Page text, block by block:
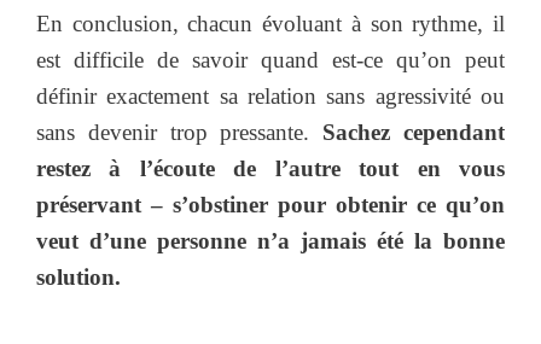
En conclusion, chacun évoluant à son rythme, il
est difficile de savoir quand est-ce qu’on peut
définir exactement sa relation sans agressivité ou
sans devenir trop pressante. Sachez cependant
restez à l’écoute de l’autre tout en vous
préservant – s’obstiner pour obtenir ce qu’on
veut d’une personne n’a jamais été la bonne
solution.